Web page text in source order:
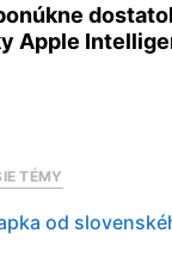
Apple
TÉMY
od